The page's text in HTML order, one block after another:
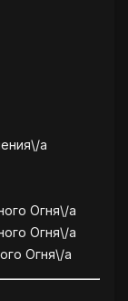
a
Огня\/a
Огня\/a
Огня\/a